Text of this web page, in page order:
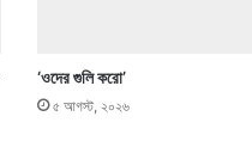
‘ওদের গুলি করো’
৫ আগস্ট, ২০২৬